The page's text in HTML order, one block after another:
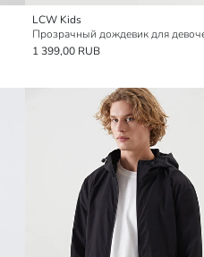
LCW Kids
Прозрачный дождевик для
1 399,00 RUB